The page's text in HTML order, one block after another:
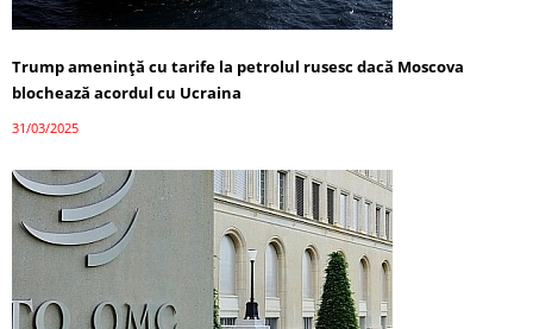
Trump amenință cu tarife la petrolul rusesc dacă Moscova
blochează acordul cu Ucraina
31/03/2025